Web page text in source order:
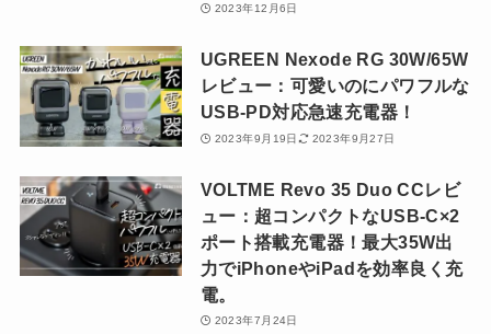
2023年12月6日
UGREEN Nexode RG 30W/65W
レビュー：可愛いのにパワフルな
USB-PD対応急速充電器！
2023年9月19日 2023年9月27日
VOLTME Revo 35 Duo CCレビ
ュー：超コンパクトなUSB-C×2
ポート搭載充電器！最大35W出
力でiPhoneやiPadを効率良く充
電。
2023年7月24日